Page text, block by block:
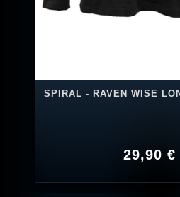
SPIRAL - RAVEN WISE
29,90 €